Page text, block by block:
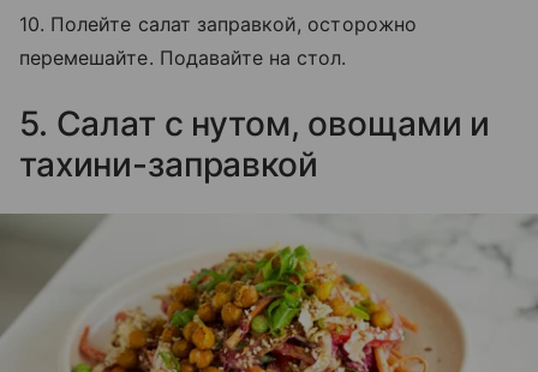
10. Полейте салат заправкой, осторожно
перемешайте. Подавайте на стол.
5. Салат с нутом, овощами и
тахини-заправкой